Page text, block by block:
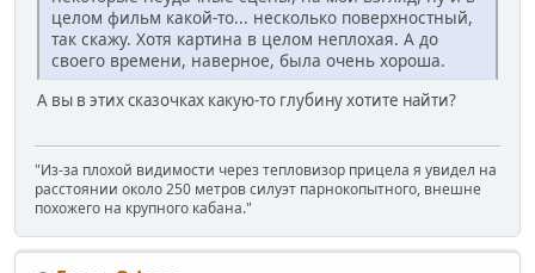
целом фильм какой-то... несколько поверхностный,
так скажу. Хотя картина в целом неплохая. А до
своего времени, наверное, была очень хороша.
А вы в этих сказочках какую-то глубину хотите найти?
"Из-за плохой видимости через тепловизор прицела я увидел на
расстоянии около 250 метров силуэт парнокопытного, внешне
похожего на крупного кабана."